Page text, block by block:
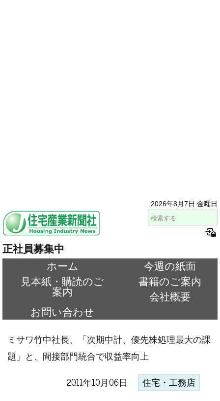
2026年8月7日 金曜日
正社員募集中
ホーム
今週の紙面
見本紙・購読のご
案内
書籍のご案内
会社概要
お問い合わせ
ミサワ竹中社長、「次期中計、優先株処理最大の課
題」と、間接部門統合で収益率向上
2011年10月06日 住宅・工務店